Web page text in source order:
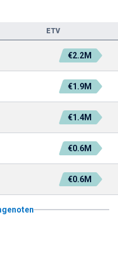
ETV
€2.2M
€1.9M
€1.4M
€0.6M
€0.6M